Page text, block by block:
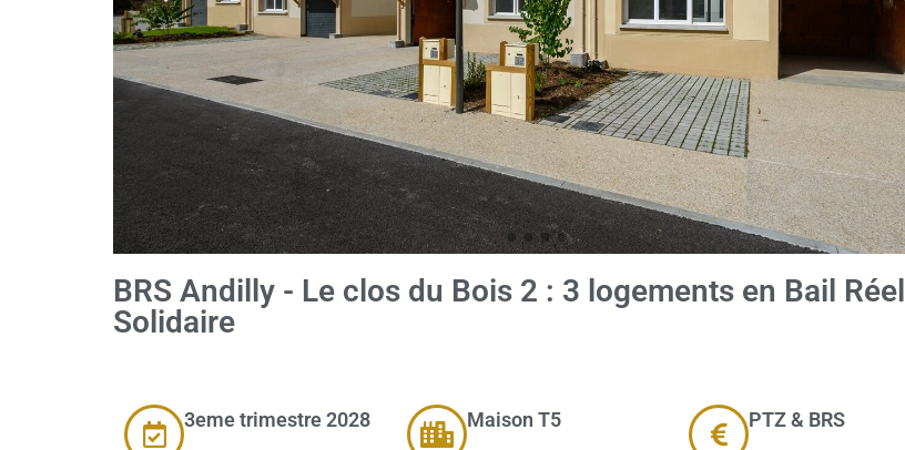
BRS Andilly - Le clos du Bois 2 : 3 logements en Bail Réel
Solidaire
3eme trimestre 2028 Maison T5 PTZ & BRS